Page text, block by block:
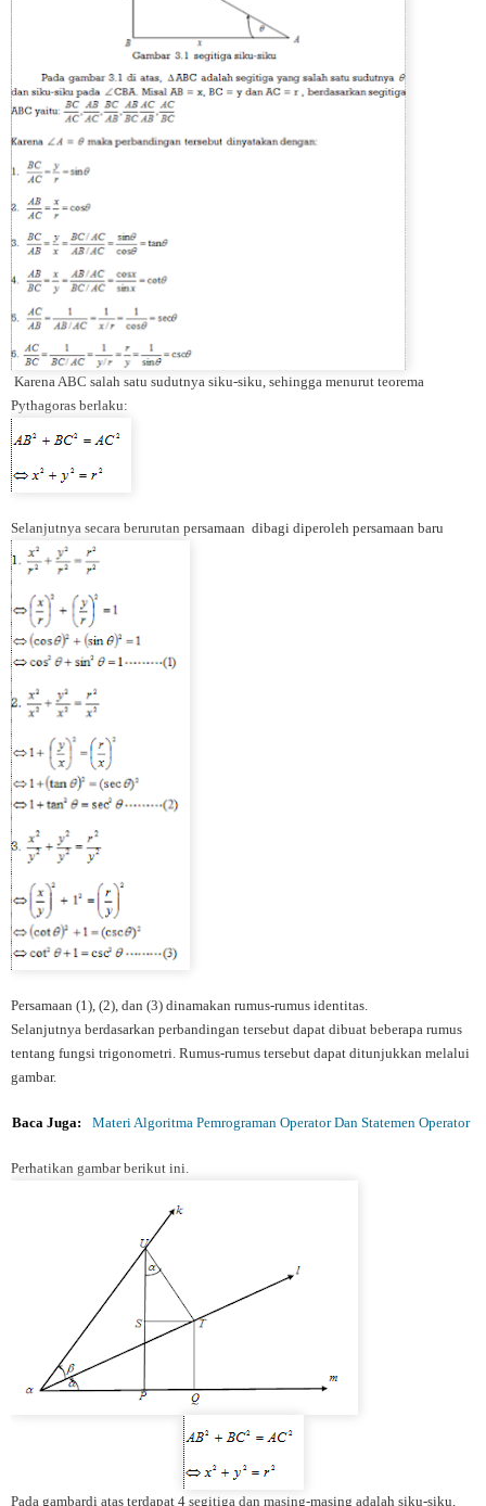
Karena ABC salah satu sudutnya siku-siku, sehingga menurut teorema
Pythagoras berlaku:
Selanjutnya secara berurutan persamaan dibagi diperoleh persamaan baru
Persamaan (1), (2), dan (3) dinamakan rumus-rumus identitas.
Selanjutnya berdasarkan perbandingan tersebut dapat dibuat beberapa rumus
tentang fungsi trigonometri. Rumus-rumus tersebut dapat ditunjukkan melalui
gambar.
Baca Juga: Materi Algoritma Pemrograman Operator Dan Statemen Operator
Perhatikan gambar berikut ini.
Pada gambardi atas terdapat 4 segitiga dan masing-masing adalah siku-siku,